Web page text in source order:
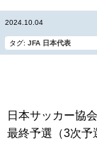
2024.10.04
タグ: JFA 日本代表
日本サッカー協
最終予選（3次予